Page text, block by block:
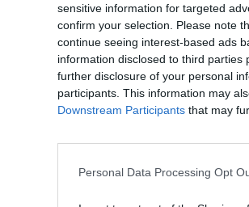
sensitive information for targeted
confirm your selection. Please note
continue seeing interest-based ads
information disclosed to third
further disclosure of your personal
participants. This information may
Downstream Participants that may
Personal Data Processing Opt